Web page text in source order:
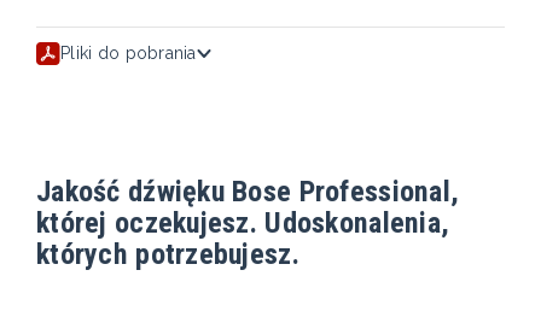
Pliki do pobrania
Jakość dźwięku Bose Professional,
której oczekujesz. Udoskonalenia,
których potrzebujesz.